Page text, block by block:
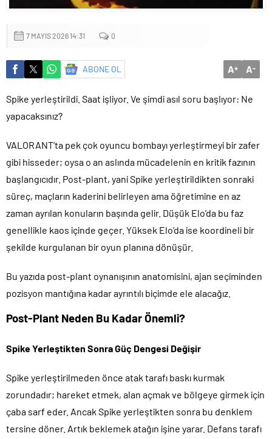
7 MAYIS 2026 14:31 0
ABONE OL A+ A-
Spike yerleştirildi. Saat işliyor. Ve şimdi asıl soru başlıyor: Ne
yapacaksınız?
VALORANT’ta pek çok oyuncu bombayı yerleştirmeyi bir zafer
gibi hisseder; oysa o an aslında mücadelenin en kritik fazının
başlangıcıdır. Post-plant, yani Spike yerleştirildikten sonraki
süreç, maçların kaderini belirleyen ama öğretimine en az
zaman ayrılan konuların başında gelir. Düşük Elo’da bu faz
genellikle kaos içinde geçer. Yüksek Elo’da ise koordineli bir
şekilde kurgulanan bir oyun planına dönüşür.
Bu yazıda post-plant oynanışının anatomisini, ajan seçiminden
pozisyon mantığına kadar ayrıntılı biçimde ele alacağız.
Post-Plant Neden Bu Kadar Önemli?
Spike Yerleştikten Sonra Güç Dengesi Değişir
Spike yerleştirilmeden önce atak tarafı baskı kurmak
zorundadır; hareket etmek, alan açmak ve bölgeye girmek için
çaba sarf eder. Ancak Spike yerleştikten sonra bu denklem
tersine döner. Artık beklemek atağın işine yarar. Defans tarafı